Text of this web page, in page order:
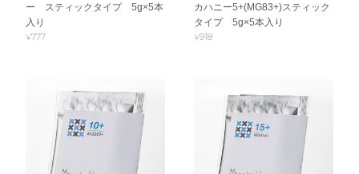
ー スティックタイプ 5g×5本
入り
¥777
カハニー5+(MG83+)スティック
タイプ 5g×5本入り
¥918